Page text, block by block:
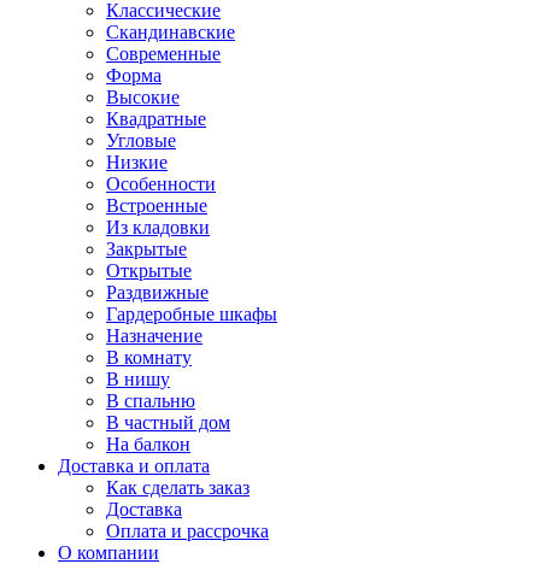
Классические
Скандинавские
Современные
Форма
Высокие
Квадратные
Угловые
Низкие
Особенности
Встроенные
Из кладовки
Закрытые
Открытые
Раздвижные
Гардеробные шкафы
Назначение
В комнату
В нишу
В спальню
В частный дом
На балкон
Доставка и оплата
Как сделать заказ
Доставка
Оплата и рассрочка
О компании